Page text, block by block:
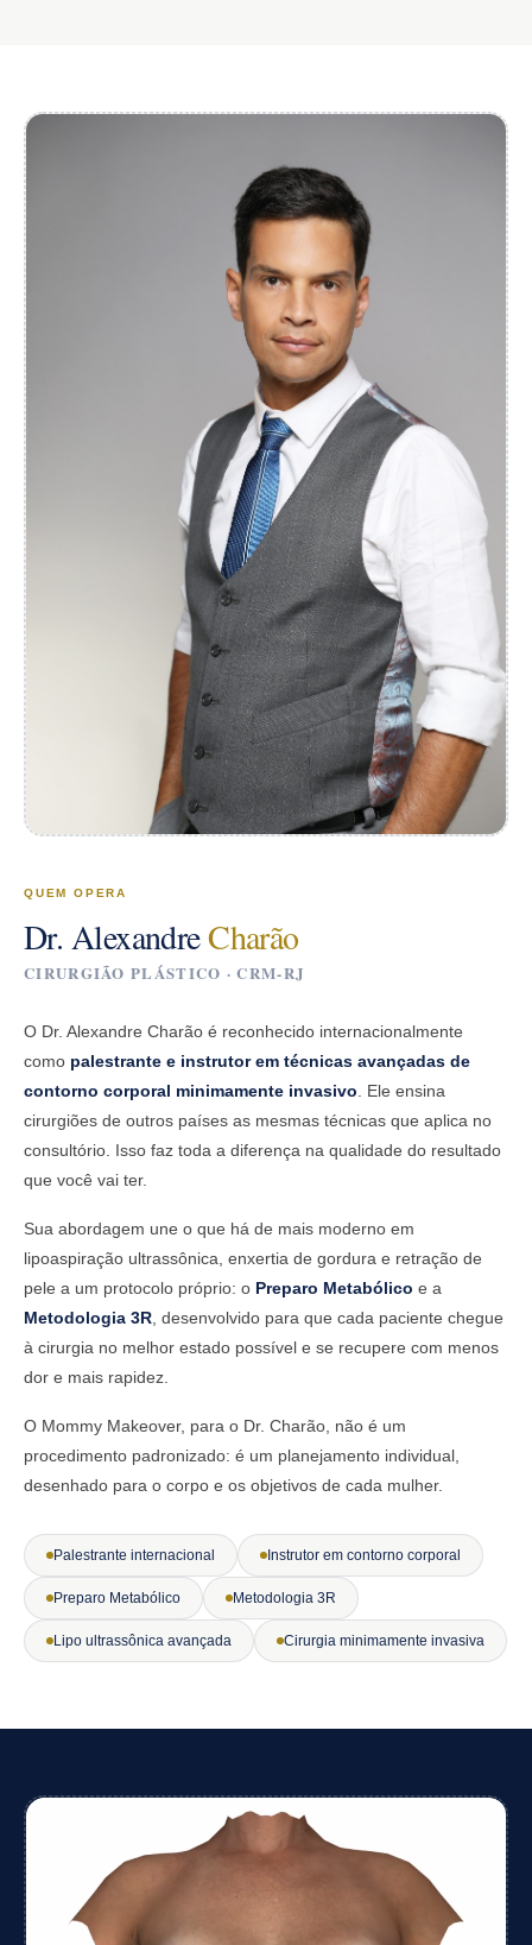
QUEM OPERA
Dr. AlexandreCharão
CIRURGIÃO PLÁSTICO · CRM-RJ
O Dr. Alexandre Charão é reconhecido internacionalmente
como palestrante e instrutor em técnicas avançadas de
contorno corporal minimamente invasivo. Ele ensina
cirurgiões de outros países as mesmas técnicas que aplica no
consultório. Isso faz toda a diferença na qualidade do resultado
que você vai ter.
Sua abordagem une o que há de mais moderno em
lipoaspiração ultrassônica, enxertia de gordura e retração de
pele a um protocolo próprio: o Preparo Metabólico e a
Metodologia 3R, desenvolvido para que cada paciente chegue
à cirurgia no melhor estado possível e se recupere com menos
dor e mais rapidez.
O Mommy Makeover, para o Dr. Charão, não é um
procedimento padronizado: é um planejamento individual,
desenhado para o corpo e os objetivos de cada mulher.
Palestrante internacional Instrutor em contorno corporal
Preparo Metabólico Metodologia 3R
Lipo ultrassônica avançada Cirurgia minimamente invasiva